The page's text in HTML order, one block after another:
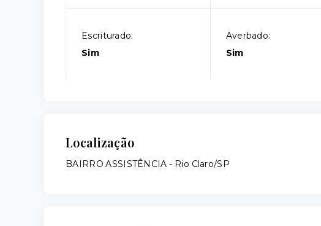
Escriturado:
Sim
Averbado:
Sim
Localização
BAIRRO ASSISTÊNCIA - Rio Claro/SP